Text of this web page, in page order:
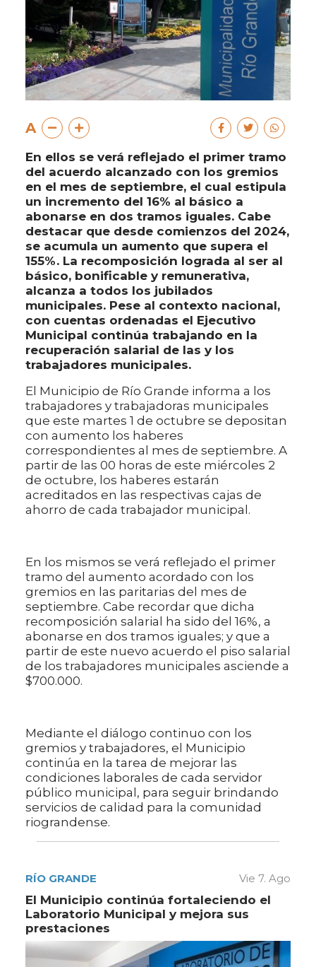
A
En ellos se verá reflejado el primer tramo
del acuerdo alcanzado con los gremios
en el mes de septiembre, el cual estipula
un incremento del 16% al básico a
abonarse en dos tramos iguales. Cabe
destacar que desde comienzos del 2024,
se acumula un aumento que supera el
155%. La recomposición lograda al ser al
básico, bonificable y remunerativa,
alcanza a todos los jubilados
municipales. Pese al contexto nacional,
con cuentas ordenadas el Ejecutivo
Municipal continúa trabajando en la
recuperación salarial de las y los
trabajadores municipales.
El Municipio de Río Grande informa a los
trabajadores y trabajadoras municipales
que este martes 1 de octubre se depositan
con aumento los haberes
correspondientes al mes de septiembre. A
partir de las 00 horas de este miércoles 2
de octubre, los haberes estarán
acreditados en las respectivas cajas de
ahorro de cada trabajador municipal.
En los mismos se verá reflejado el primer
tramo del aumento acordado con los
gremios en las paritarias del mes de
septiembre. Cabe recordar que dicha
recomposición salarial ha sido del 16%, a
abonarse en dos tramos iguales; y que a
partir de este nuevo acuerdo el piso salarial
de los trabajadores municipales asciende a
$700.000.
Mediante el diálogo continuo con los
gremios y trabajadores, el Municipio
continúa en la tarea de mejorar las
condiciones laborales de cada servidor
público municipal, para seguir brindando
servicios de calidad para la comunidad
riograndense.
RÍO GRANDE Vie 7. Ago
El Municipio continúa fortaleciendo el
Laboratorio Municipal y mejora sus
prestaciones